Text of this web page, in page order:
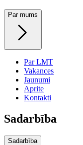
Par mums
Par LMT
Vakances
Jaunumi
Aprite
Kontakti
Sadarbība
Sadarbība